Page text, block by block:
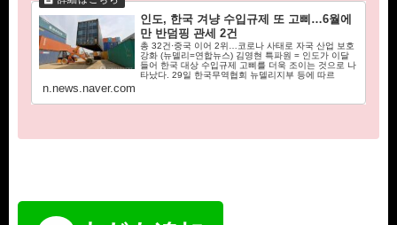
인도, 한국 겨냥 수입규제 또 고삐…6월에
만 반덤핑 관세 2건
총 32건·중국 이어 2위…코로나 사태로 자국 산업 보호
강화 (뉴델리=연합뉴스) 김영현 특파원 = 인도가 이달
들어 한국 대상 수입규제 고삐를 더욱 조이는 것으로 나
타났다. 29일 한국무역협회 뉴델리지부 등에 따르
n.news.naver.com